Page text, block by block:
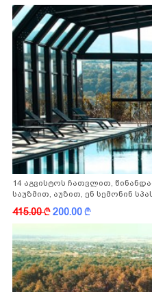
14 აგვისტოს ჩათვლით,
საუზმით, აუზით, ენ სემონინ
415.00k200.00k